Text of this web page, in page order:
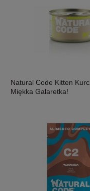
Natural Code Kitten
Miękka Galaretka!